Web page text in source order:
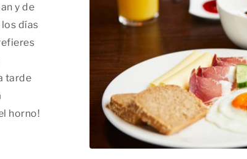
y de
días
tarde
horno!